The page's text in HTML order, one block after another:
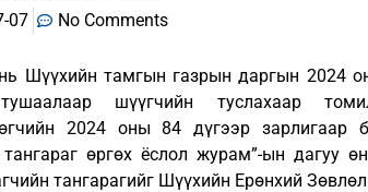
07 No Comments
Шүүхийн тамгын газрын даргын 2024
шүүгчийн туслахаар
2024 оны 84 дүгээр зарлигаар
тангараг өргөх ёслол журам”-ын дагуу
тангарагийг Шүүхийн Ерөнхий